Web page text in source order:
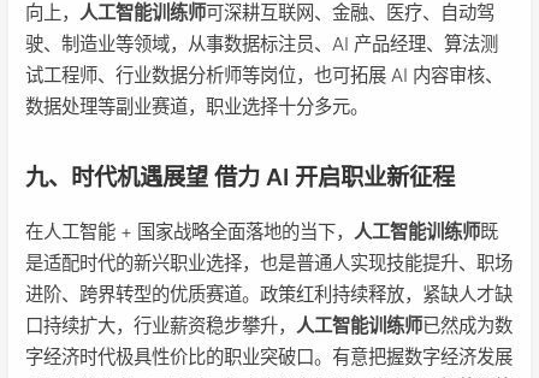
向上， 人工智能训练师可深耕互联网、金融、医疗、自动驾
驶、制造业等领域，从事数据标注员、AI 产品经理、算法测
试工程师、行业数据分析师等岗位，也可拓展 AI 内容审核、
数据处理等副业赛道，职业选择十分多元。
九、时代机遇展望 借力 AI 开启职业新征程
在人工智能 + 国家战略全面落地的当下， 人工智能训练师既
是适配时代的新兴职业选择，也是普通人实现技能提升、职场
进阶、跨界转型的优质赛道。政策红利持续释放，紧缺人才缺
口持续扩大，行业薪资稳步攀升， 人工智能训练师已然成为数
字经济时代极具性价比的职业突破口。有意把握数字经济发展